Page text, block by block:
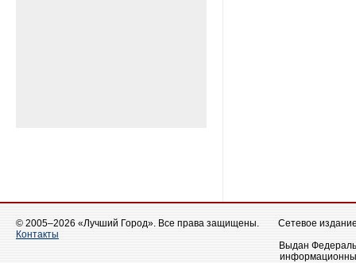
© 2005–2026 «Лучший Город». Все права защищены.
Контакты
Сетевое
Выдан